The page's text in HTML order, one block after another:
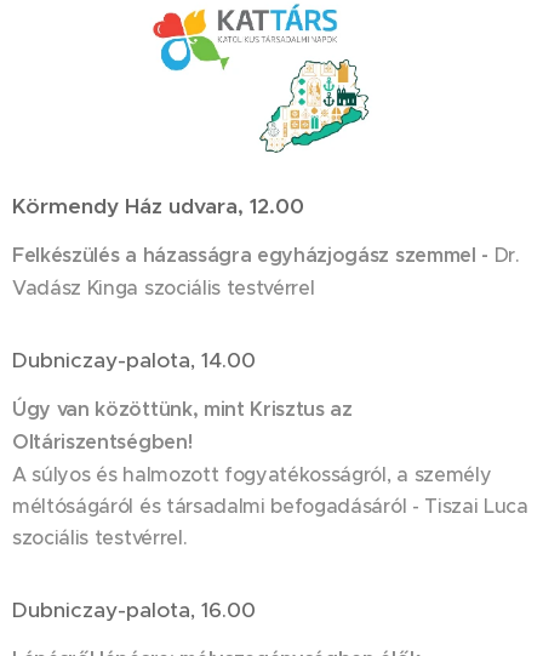
Körmendy Ház udvara, 12.00
Felkészülés a házasságra egyházjogász szemmel - Dr.
Vadász Kinga szociális testvérrel
Dubniczay-palota, 14.00
Úgy van közöttünk, mint Krisztus az
Oltáriszentségben!
A súlyos és halmozott fogyatékosságról, a személy
méltóságáról és társadalmi befogadásáról - Tiszai Luca
szociális testvérrel.
Dubniczay-palota, 16.00